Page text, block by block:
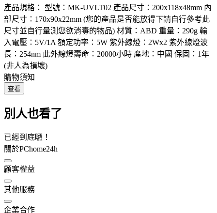
產品規格： 型號：MK-UVLT02 產品尺寸：200x118x48mm 內
部尺寸：170x90x22mm (您的產品是否能放得下請自行參考此
尺寸並自行量測您欲消毒的物品) 材質：ABD 重量：290g 輸
入電壓：5V/1A 額定功率：5W 紫外線燈：2Wx2 紫外線燈波
長：254nm 此外線燈壽命：20000小時 產地：中國 保固：1年
(非人為損壞)
購物須知
查看
別人也看了
已經到底囉！
關於PChome24h
顧客權益
其他服務
企業合作